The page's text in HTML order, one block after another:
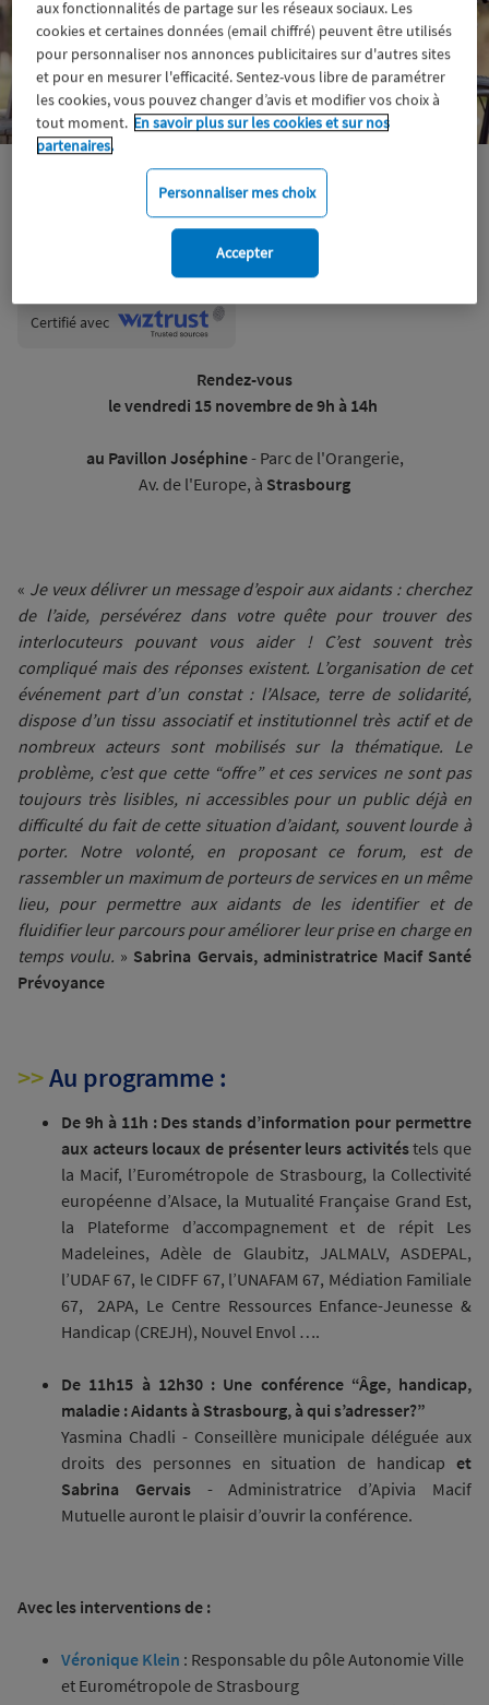
Santé-Prévoyance Aidants Engagement
Certifié avecWiztrust
trusted
Rendez-vous
le vendredi 15 novembre de 9h à 14h
au Pavillon Joséphine- Parc de l'Orangerie,
Av. de l'Europe, à Strasbourg
« Je veux délivrer un message d’espoir aux aidants : cherchez
de l’aide, persévérez dans votre quête pour trouver des
interlocuteurs pouvant vous aider ! C’est souvent très
compliqué mais des réponses existent. L’organisation de cet
événement part d’un constat : l’Alsace, terre de solidarité,
dispose d’un tissu associatif et institutionnel très actif et de
nombreux acteurs sont mobilisés sur la thématique. Le
problème, c’est que cette “offre” et ces services ne sont pas
toujours très lisibles, ni accessibles pour un public déjà en
difficulté du fait de cette situation d’aidant, souvent lourde à
porter. Notre volonté, en proposant ce forum, est de
rassembler un maximum de porteurs de services en un même
lieu, pour permettre aux aidants de les identifier et de
fluidifier leur parcours pour améliorer leur prise en charge en
temps voulu. » Sabrina Gervais, administratrice Macif Santé
Prévoyance
>>Au programme :
De 9h à 11h : Des stands d’information pour permettre
aux acteurs locaux de présenter leurs activitéstels que
la Macif, l’Eurométropole de Strasbourg, la Collectivité
européenne d’Alsace, la Mutualité Française Grand Est,
la Plateforme d’accompagnement et de répit Les
Madeleines, Adèle de Glaubitz, JALMALV, ASDEPAL,
l’UDAF 67, le CIDFF 67, l’UNAFAM 67, Médiation Familiale
67, 2APA, Le Centre Ressources Enfance-Jeunesse &
Handicap (CREJH), Nouvel Envol ….
De 11h15 à 12h30 : Une conférence “Âge, handicap,
maladie : Aidants à Strasbourg, à qui s’adresser?”
Yasmina Chadli - Conseillère municipale déléguée aux
droits des personnes en situation de handicap et
Sabrina Gervais- Administratrice d’Apivia Macif
Mutuelle auront le plaisir d’ouvrir la conférence.
Avec les interventions de :
Véronique Klein : Responsable du pôle Autonomie Ville
et Eurométropole de Strasbourg
aux fonctionnalités de partage sur les réseaux sociaux. Les
cookies et certaines données (email chiffré) peuvent être utilisés
pour personnaliser nos annonces publicitaires sur d'autres sites
et pour en mesurer l'efficacité. Sentez-vous libre de paramétrer
les cookies, vous pouvez changer d’avis et modifier vos choix à
tout moment. En savoir plus sur les cookies et sur nos
partenaires.
Personnaliser mes choix
Accepter